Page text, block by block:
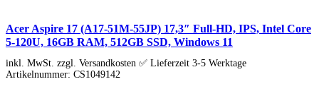
Acer Aspire 17 (A17-51M-55JP) 17,3″ Full-HD, IPS, Intel Core
5-120U, 16GB RAM, 512GB SSD, Windows 11
inkl. MwSt. zzgl. Versandkosten ✅ Lieferzeit 3-5 Werktage
Artikelnummer: CS1049142